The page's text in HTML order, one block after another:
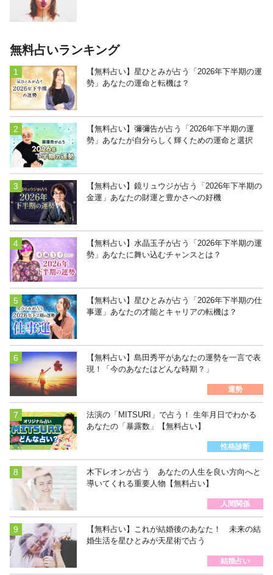
無料占いランキング
【無料占い】星ひとみが占う「2026年下半期の運
勢」あなたの運命と転機は？
【無料占い】彌彌告が占う「2026年下半期の運
勢」あなたが自分らしく輝くための運命と選択
【無料占い】鏡リュウジが占う「2026年下半期の
金運」あなたの財運と豊かさへの好機
【無料占い】水晶玉子が占う「2026年下半期の運
勢」あなたに舞い込むチャンスとは？
【無料占い】星ひとみが占う「2026年下半期の仕
事運」あなたの才能とキャリアの転機は？
【無料占い】島田秀平があなたの運勢を一言で表
現！「今のあなたはどんな時期？」
運勢
法演の「MITSURI」で占う！ 生年月日でわかる
あなたの「暴露数」【無料占い】
性格診断
木下レオンが占う あなたの人生を良い方向へと
導いてくれる重要人物【無料占い】
人間関係
【無料占い】これが結婚後のあなた！ 未来の結
婚生活を星ひとみが天星術で占う
結婚占い